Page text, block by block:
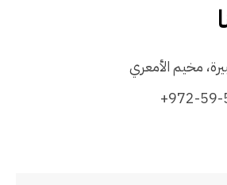
مخيم الأمعري
+972-